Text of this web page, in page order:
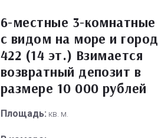
6-местные 3-комнатные
с видом на море и город
422 (14 эт.) Взимается
возвратный депозит в
размере 10 000 рублей
Площадь: кв. м.